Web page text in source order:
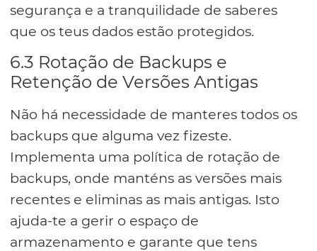
segurança e a tranquilidade de saberes
que os teus dados estão protegidos.
6.3 Rotação de Backups e
Retenção de Versões Antigas
Não há necessidade de manteres todos os
backups que alguma vez fizeste.
Implementa uma política de rotação de
backups, onde manténs as versões mais
recentes e eliminas as mais antigas. Isto
ajuda-te a gerir o espaço de
armazenamento e garante que tens